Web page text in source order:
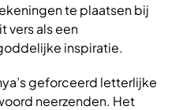
te plaatsen bij
vers als een
inspiratie.
geforceerd letterlijke
neerzenden. Het